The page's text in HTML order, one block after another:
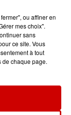
bus au
les bleus à
ou affiner en
mes choix".
sans
ce site. Vous
à tout
de chaque page.